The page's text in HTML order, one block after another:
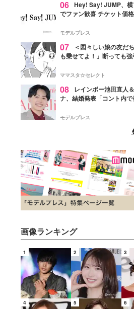
06 Hey! Say! JUMP、
でファン歓喜 チケット価
モデルプレス
07
＜図々しい娘の友だ
も乗せてよ！」断っても
ママスタ☆セレクト
08
レインボー池田直人
ナ、結婚発表「コント内
点変更のため
モデルプレス
画像ランキング
1 2 3
4 5 6